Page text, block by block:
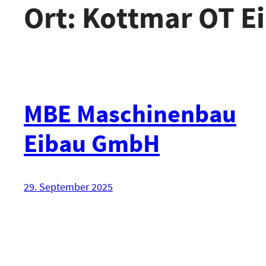
Ort: Kottmar OT
MBE Maschinenbau
Eibau GmbH
29. September 2025